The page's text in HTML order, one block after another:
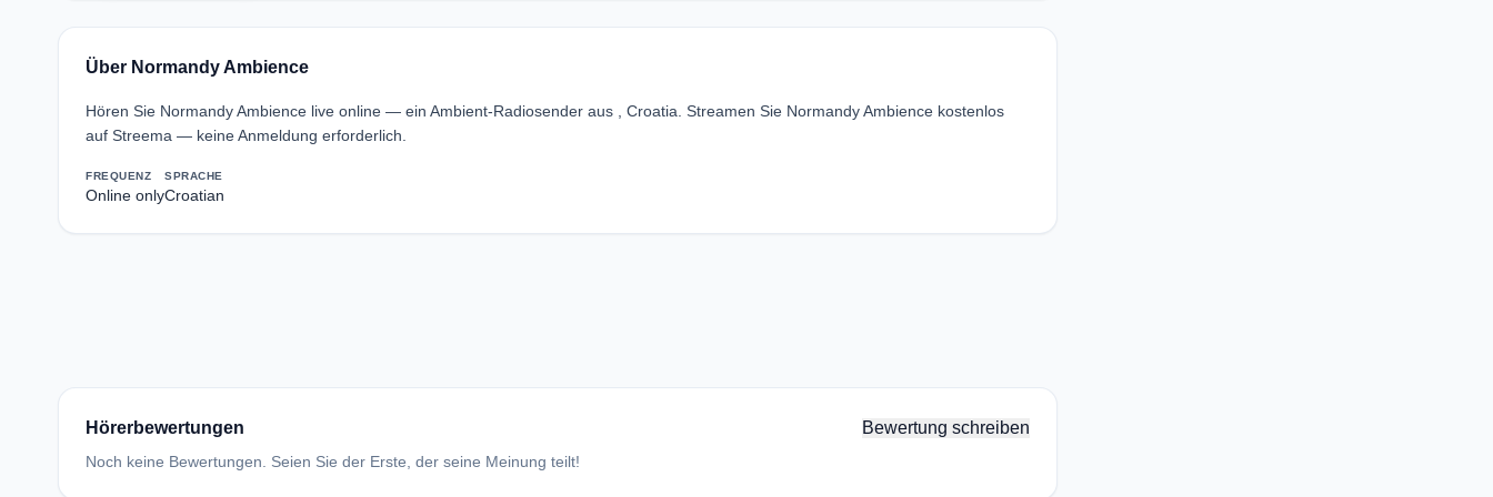
Über Normandy Ambience
Hören Sie Normandy Ambience live online — ein Ambient-Radiosender aus , Croatia. Streamen Sie Normandy Ambience kostenlos
auf Streema — keine Anmeldung erforderlich.
FREQUENZ
Online only
SPRACHE
Croatian
Hörerbewertungen Bewertung schreiben
Noch keine Bewertungen. Seien Sie der Erste, der seine Meinung teilt!